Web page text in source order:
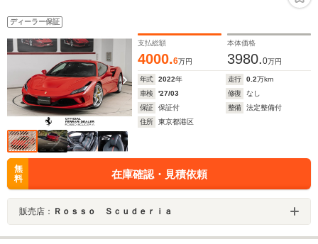
ディーラー保証
支払総額
4000.6万円
本体価格
3980.0万円
年式 2022年 走行 0.2万km
車検
'27/03 修復
なし
保証
保証付 整備
法定整備付
住所
東京都港区
無
料
在庫確認・見積依頼
販売店： Ｒｏｓｓｏ Ｓｃｕｄｅｒｉａ